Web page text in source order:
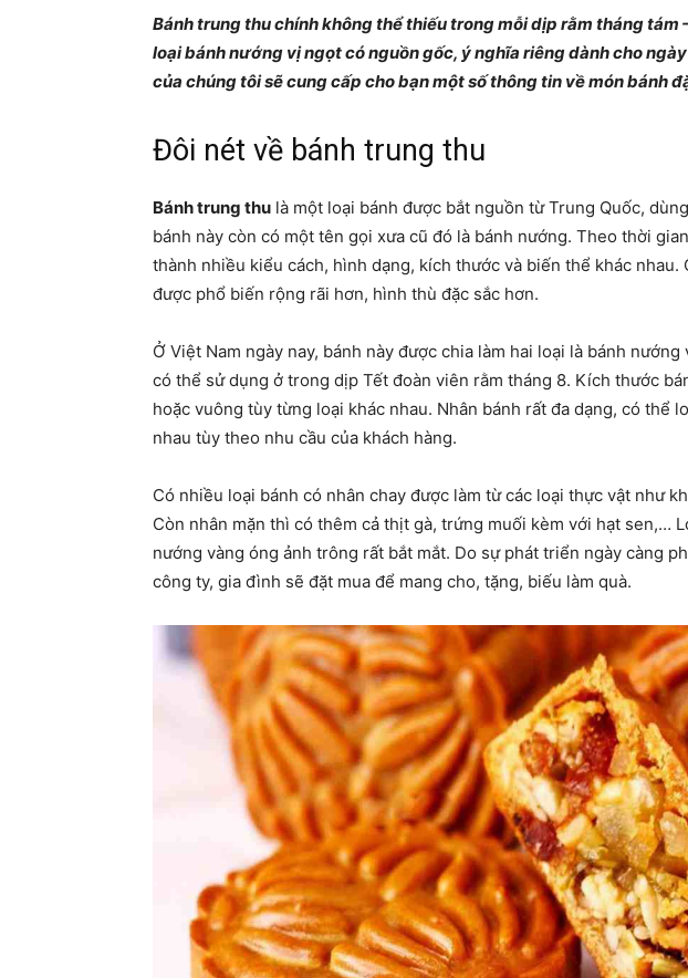
Bánh trung thu chính không thể thiếu trong mỗi dịp rằm tháng tám
loại bánh nướng vị ngọt có nguồn gốc, ý nghĩa riêng dành cho
của chúng tôi sẽ cung cấp cho bạn một số thông tin về món bánh
Đôi nét về bánh trung thu
Bánh trung thu là một loại bánh được bắt nguồn từ Trung Quốc,
bánh này còn có một tên gọi xưa cũ đó là bánh nướng. Theo thời
thành nhiều kiểu cách, hình dạng, kích thước và biến thể khác nhau.
được phổ biến rộng rãi hơn, hình thù đặc sắc hơn.
Ở Việt Nam ngày nay, bánh này được chia làm hai loại là bánh
có thể sử dụng ở trong dịp Tết đoàn viên rằm tháng 8. Kích thước
hoặc vuông tùy từng loại khác nhau. Nhân bánh rất đa dạng, có thể
nhau tùy theo nhu cầu của khách hàng.
Có nhiều loại bánh có nhân chay được làm từ các loại thực vật như
Còn nhân mặn thì có thêm cả thịt gà, trứng muối kèm với hạt sen,…
nướng vàng óng ảnh trông rất bắt mắt. Do sự phát triển ngày càng
công ty, gia đình sẽ đặt mua để mang cho, tặng, biếu làm quà.